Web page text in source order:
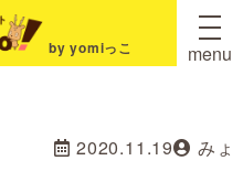
by yomiっこ menu
2020.11.19 みょ